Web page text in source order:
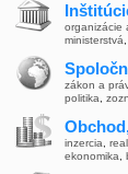
organizácie
ministerstvá
zákon a
politika
inzercia
ekonomika